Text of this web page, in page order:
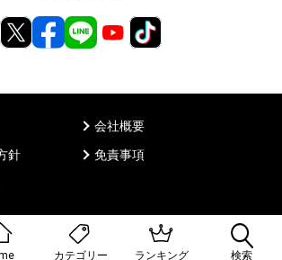
カテゴリー ランキング 検索
会社概要
針
免責事項
Ⓒ PONY CANYON INC, All rights reserved.